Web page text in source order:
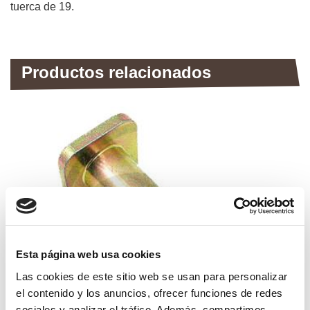
Esta página web usa cookies
Las cookies de este sitio web se usan para personalizar
el contenido y los anuncios, ofrecer funciones de redes
tuerca de 19.
Productos relacionados